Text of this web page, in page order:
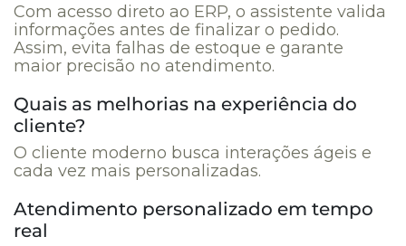
Com acesso direto ao ERP, o assistente valida
informações antes de finalizar o pedido.
Assim, evita falhas de estoque e garante
maior precisão no atendimento.
Quais as melhorias na experiência do
cliente?
O cliente moderno busca interações ágeis e
cada vez mais personalizadas.
Atendimento personalizado em tempo
real